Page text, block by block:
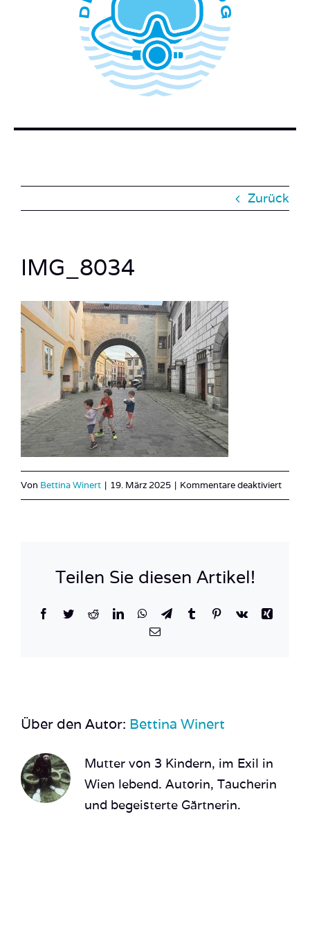
WER STECKT HINTER DEM TAUCHERBLOG?
BUCH BESTELLEN
Zurück
IMG_8034
Von Bettina Winert | 19. März 2025 | Kommentare deaktiviertfür
Teilen Sie diesen Artikel!
Facebook
TwitterRedditLinkedInWhatsApp
TelegramTumblrPinterest
Vk
Xing
E-
Über den Autor: Bettina Winert
Mutter von 3 Kindern, im Exil in
Wien lebend. Autorin, Taucherin
und begeisterte Gärtnerin.